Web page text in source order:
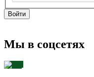
Мы в соцсетях